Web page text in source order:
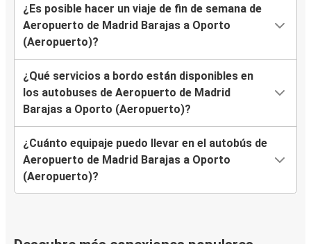
¿Es posible hacer un viaje de fin de semana de
Aeropuerto de Madrid Barajas a Oporto
(Aeropuerto)?
¿Qué servicios a bordo están disponibles en
los autobuses de Aeropuerto de Madrid
Barajas a Oporto (Aeropuerto)?
¿Cuánto equipaje puedo llevar en el autobús de
Aeropuerto de Madrid Barajas a Oporto
(Aeropuerto)?